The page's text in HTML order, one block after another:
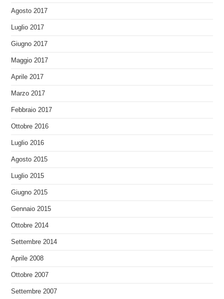
Agosto 2017
Luglio 2017
Giugno 2017
Maggio 2017
Aprile 2017
Marzo 2017
Febbraio 2017
Ottobre 2016
Luglio 2016
Agosto 2015
Luglio 2015
Giugno 2015
Gennaio 2015
Ottobre 2014
Settembre 2014
Aprile 2008
Ottobre 2007
Settembre 2007